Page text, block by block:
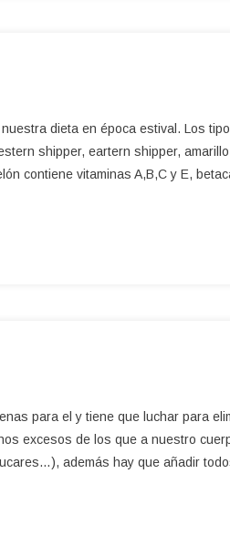
dieta en época estival. Los
shipper, eartern shipper,
contiene vitaminas A,B,C y E,
para el y tiene que luchar para
excesos de los que a nuestro
además hay que añadir